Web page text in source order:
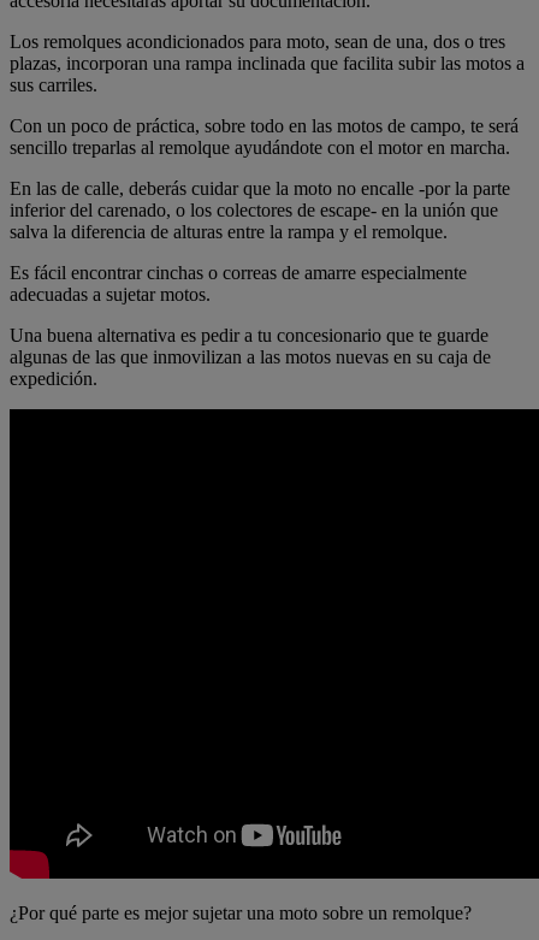
Los remolques acondicionados para moto, sean de una, dos o tres
plazas, incorporan una rampa inclinada que facilita subir las motos a
sus carriles.
Con un poco de práctica, sobre todo en las motos de campo, te será
sencillo treparlas al remolque ayudándote con el motor en marcha.
En las de calle, deberás cuidar que la moto no encalle -por la parte
inferior del carenado, o los colectores de escape- en la unión que
salva la diferencia de alturas entre la rampa y el remolque.
Es fácil encontrar cinchas o correas de amarre especialmente
adecuadas a sujetar motos.
Una buena alternativa es pedir a tu concesionario que te guarde
algunas de las que inmovilizan a las motos nuevas en su caja de
expedición.
¿Por qué parte es mejor sujetar una moto sobre un remolque?